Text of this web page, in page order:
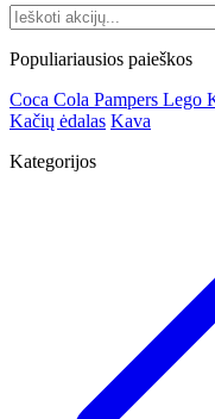
Populiariausios paieškos
Coca Cola Pampers Lego
Kačių ėdalas Kava
Kategorijos